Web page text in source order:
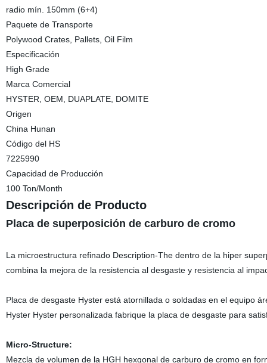
radio mín. 150mm (6+4)
Paquete de Transporte
Polywood Crates, Pallets, Oil Film
Especificación
High Grade
Marca Comercial
HYSTER, OEM, DUAPLATE, DOMITE
Origen
China Hunan
Código del HS
7225990
Capacidad de Producción
100 Ton/Month
Descripción de Producto
Placa de superposición de carburo de cromo
La microestructura refinado Description-The dentro de la hiper
combina la mejora de la resistencia al desgaste y resistencia al
Placa de desgaste Hyster está atornillada o soldadas en el equipo
Hyster Hyster personalizada fabrique la placa de desgaste para
Micro-Structure:
Mezcla de volumen de la HGH hexgonal de carburo de cromo en